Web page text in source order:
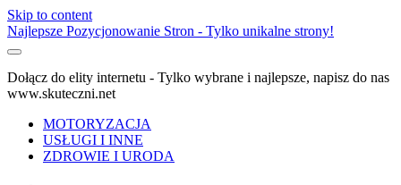
Skip to content
Najlepsze Pozycjonowanie Stron - Tylko unikalne strony!
Dołącz do elity internetu - Tylko wybrane i najlepsze, napisz do nas
www.skuteczni.net
MOTORYZACJA
USŁUGI I INNE
ZDROWIE I URODA